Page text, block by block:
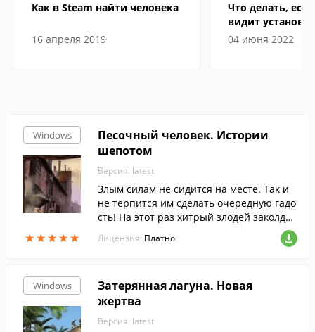
Как в Steam найти человека
16 апреля 2019
Что делать,
видит
04 июня 2022
Windows
★★★★★
★★★★★
Песочный человек. Истории
шепотом
Версия: latest
Злым силам не сидится на месте. Так и
не терпится им сделать очередную гадо
сть! На этот раз хитрый злодей заколдов
ал невинных детей и пообещал им верн
уть прежние радости жизни, если они в
Лицензия: Платно
Windows
Затерянная лагуна. Новая
жертва
Версия: latest